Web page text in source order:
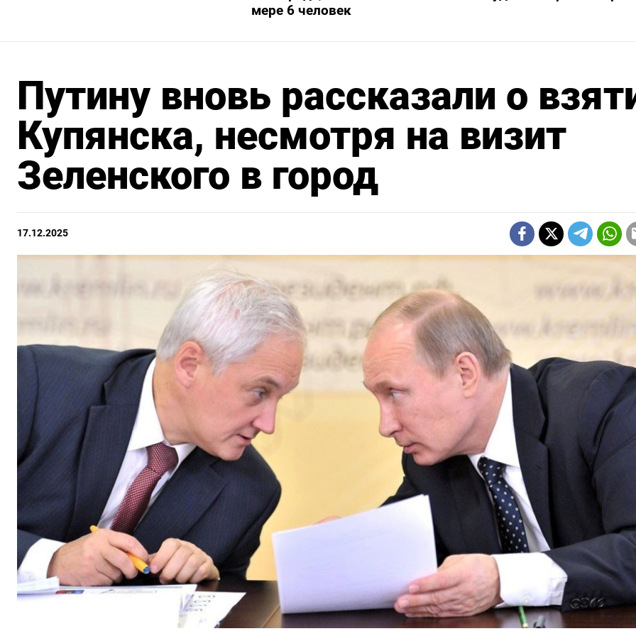
мере 6 человек
Путину вновь рассказали о
Купянска, несмотря на визит
Зеленского в город
17.12.2025